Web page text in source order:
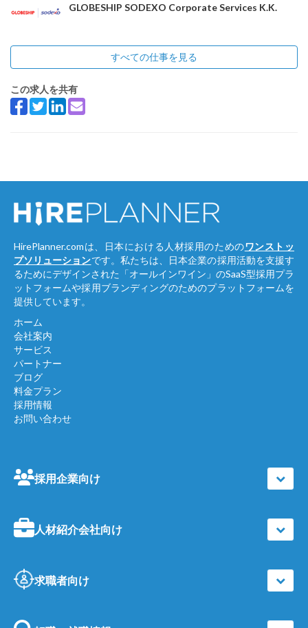
GLOBESHIP SODEXO Corporate Services K.K.
すべての仕事を見る
この求人を共有
採用企業向け
人材紹介会社向け
求職者向け
HirePlanner.comは、日本における人材採用のためのワンストッ
プソリューションです。私たちは、日本企業の採用活動を支援す
るためにデザインされた「オールインワイン」のSaaS型採用プラ
ットフォームや採用ブランディングのためのプラットフォームを
提供しています。
ホーム
会社案内
サービス
パートナー
ブログ
料金プラン
採用情報
お問い合わせ